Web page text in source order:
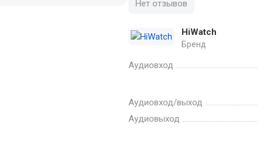
Нет отзывов
HiWatch
Бренд
Аудиовход
Аудиовход/выход
Аудиовыход